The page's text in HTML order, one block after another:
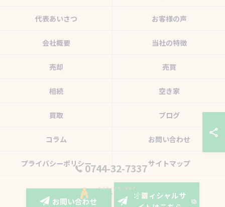
0744-32-7337
お問い合わせ
オフィシャルサ
代表あいさつ お客様の声
会社概要 当社の特徴
売却 売買
相続 空き家
買取 ブログ
コラム お問い合わせ
プライバシーポリシー サイトマップ